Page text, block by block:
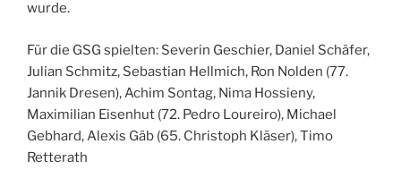
wurde.
Für die GSG spielten: Severin Geschier, Daniel Schäfer,
Julian Schmitz, Sebastian Hellmich, Ron Nolden (77.
Jannik Dresen), Achim Sontag, Nima Hossieny,
Maximilian Eisenhut (72. Pedro Loureiro), Michael
Gebhard, Alexis Gäb (65. Christoph Kläser), Timo
Retterath